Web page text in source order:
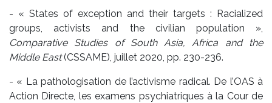
- « States of exception and their targets : Racialized
groups, activists and the civilian population »,
Comparative Studies of South Asia, Africa and the
Middle East(CSSAME), juillet 2020, pp. 230-236.
- « La pathologisation de l’activisme radical. De l’OAS à
Action Directe, les examens psychiatriques à la Cour de